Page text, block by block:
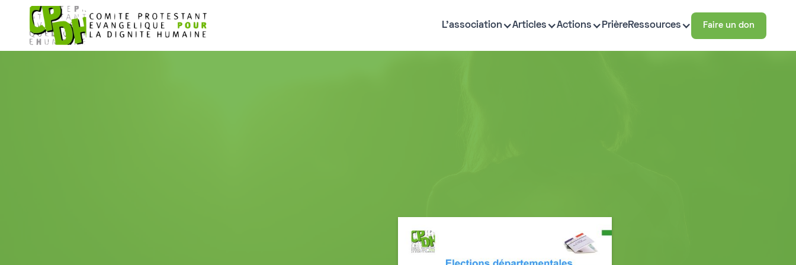
L'association Articles Actions PrièreRessources Faire un don